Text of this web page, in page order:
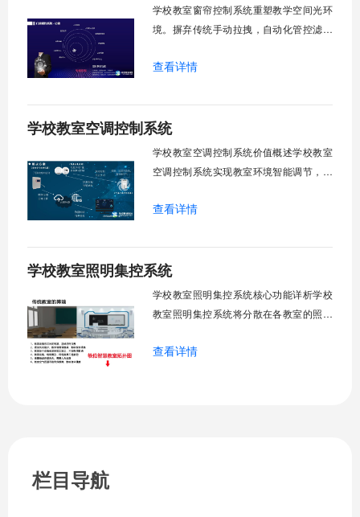
学校教室窗帘控制系统重塑教学空间光环
境。摒弃传统手动拉拽，自动化管控滤除
足，节能降耗。精准适配多媒体教学、考
能智慧校园生态升级。智能光感调节1. 动
态光照追踪实时捕捉室外照度参数。光照
查看详情
学校教室空调控制系统
学校教室空调控制系统价值概述学校教室
空调控制系统实现教室环境智能调节，提
管理全校空调设备，远程监控运行状态，
警。管理人员通过平台统一管控，减少人
工巡检工作量，延长设备使用寿命，节约
查看详情
学校教室照明集控系统
学校教室照明集控系统核心功能详析学校
教室照明集控系统将分散在各教室的照明
关、按需调光、定时策略、能耗监测、故
查看详情
栏目导航